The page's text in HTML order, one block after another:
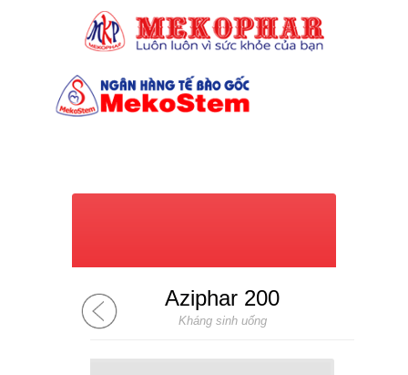
Aziphar 200
Kháng sinh uống